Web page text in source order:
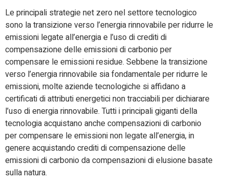
Le principali strategie net zero nel settore tecnologico
sono la transizione verso l’energia rinnovabile per ridurre le
emissioni legate all’energia e l’uso di crediti di
compensazione delle emissioni di carbonio per
compensare le emissioni residue. Sebbene la transizione
verso l’energia rinnovabile sia fondamentale per ridurre le
emissioni, molte aziende tecnologiche si affidano a
certificati di attributi energetici non tracciabili per dichiarare
l’uso di energia rinnovabile. Tutti i principali giganti della
tecnologia acquistano anche compensazioni di carbonio
per compensare le emissioni non legate all’energia, in
genere acquistando crediti di compensazione delle
emissioni di carbonio da compensazioni di elusione basate
sulla natura.